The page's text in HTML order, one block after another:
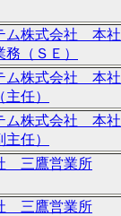
ム株式会社 本社
（ＳＥ）
ム株式会社 本社
任）
ム株式会社 本社
任）
三鷹営業所
三鷹営業所